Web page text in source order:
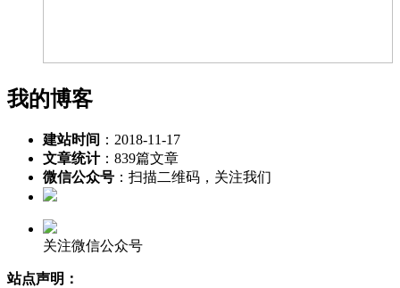
我的博客
建站时间 ：2018-11-17
文章统计：839篇文章
微信公众号 ：扫描二维码，关注我们
关注微信公众号
站点声明：